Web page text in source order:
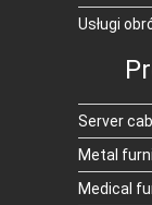
Usługi
Server
Metal
Medical